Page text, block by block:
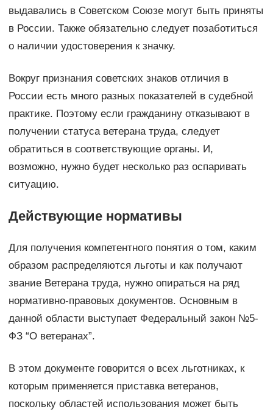
выдавались в Советском Союзе могут быть приняты
в России. Также обязательно следует позаботиться
о наличии удостоверения к значку.
Вокруг признания советских знаков отличия в
России есть много разных показателей в судебной
практике. Поэтому если гражданину отказывают в
получении статуса ветерана труда, следует
обратиться в соответствующие органы. И,
возможно, нужно будет несколько раз оспаривать
ситуацию.
Действующие нормативы
Для получения компетентного понятия о том, каким
образом распределяются льготы и как получают
звание Ветерана труда, нужно опираться на ряд
нормативно-правовых документов. Основным в
данной области выступает Федеральный закон №5-
ФЗ “О ветеранах”.
В этом документе говорится о всех льготниках, к
которым применяется приставка ветеранов,
поскольку областей использования может быть